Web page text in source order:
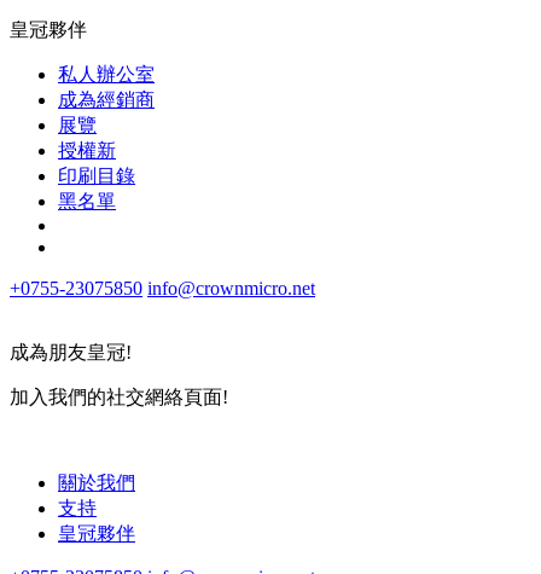
皇冠夥伴
私人辦公室
成為經銷商
展覽
授權新
印刷目錄
黑名單
+0755-23075850 info@crownmicro.net
成為朋友皇冠!
加入我們的社交網絡頁面!
關於我們
支持
皇冠夥伴